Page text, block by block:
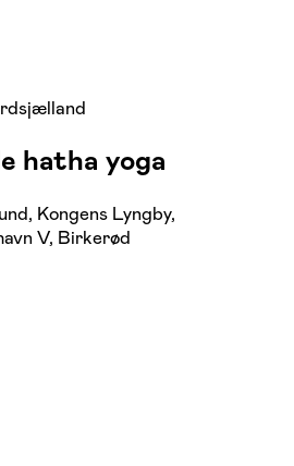
hatha yoga
Kongens Lyngby,
V, Birkerød